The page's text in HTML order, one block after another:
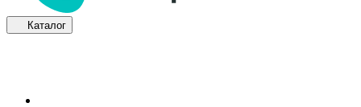
Каталог